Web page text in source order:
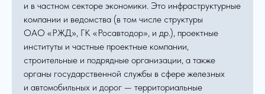
и в частном секторе экономики. Это инфраструктурные
компании и ведомства (в том числе структуры
ОАО «РЖД», ГК «Росавтодор», и др.), проектные
институты и частные проектные компании,
строительные и подрядные организации, а также
органы государственной службы в сфере железных
и автомобильных и дорог — территориальные